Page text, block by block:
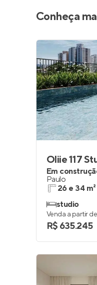
Conheça
Oliie 117
Em
Paulo
26 e 34 m²
studio
Venda a partir de
R$ 635.245